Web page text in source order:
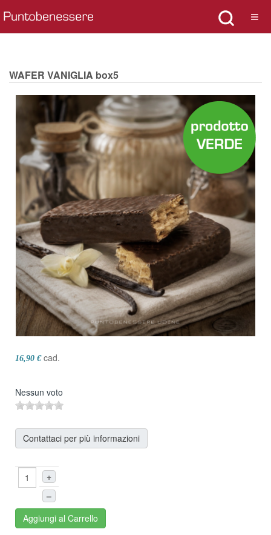
WAFER VANIGLIA box5
16,90 € cad.
Nessun voto
Contattaci per più informazioni
+
–
Aggiungi al Carrello